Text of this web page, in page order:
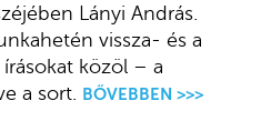
Lányi András.
vissza- és a
közöl – a
a sort. BŐVEBBEN >>>